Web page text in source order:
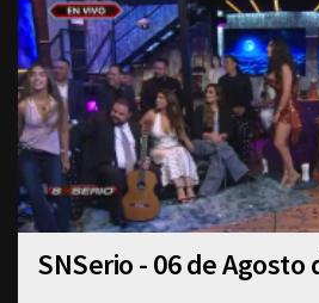
SNSerio - 06 de Agosto